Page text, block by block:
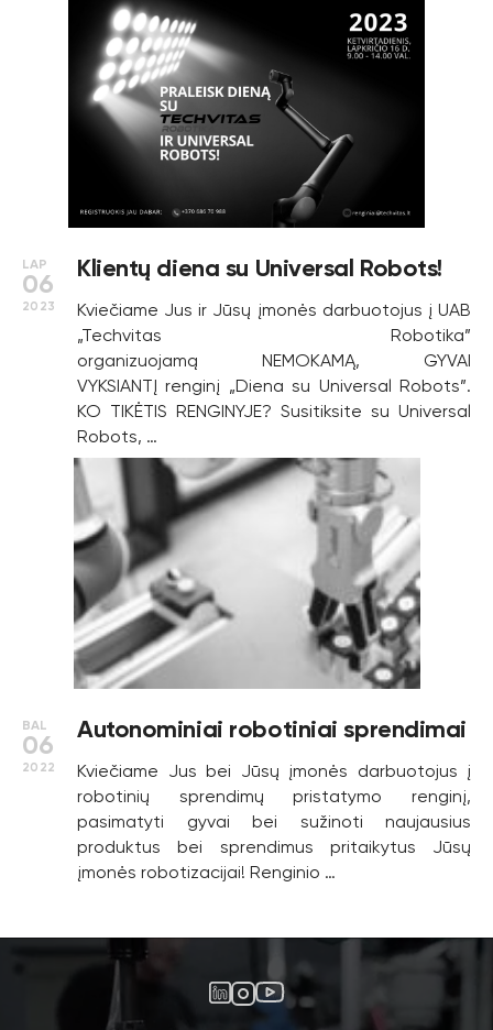
LAP
06
2023
Klientų diena su Universal Robots!
Kviečiame Jus ir Jūsų įmonės darbuotojus į UAB
„Techvitas Robotika”
organizuojamą NEMOKAMĄ, GYVAI
VYKSIANTĮ renginį „Diena su Universal Robots”.
KO TIKĖTIS RENGINYJE? Susitiksite su Universal
Robots, …
BAL
06
2022
Autonominiai robotiniai sprendimai
Kviečiame Jus bei Jūsų įmonės darbuotojus į
robotinių sprendimų pristatymo renginį,
pasimatyti gyvai bei sužinoti naujausius
produktus bei sprendimus pritaikytus Jūsų
įmonės robotizacijai! Renginio …